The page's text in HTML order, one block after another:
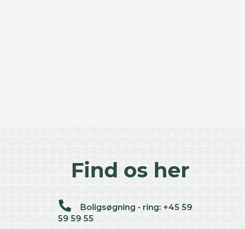
Find os her
Boligsøgning - ring: +45 59
59 59 55